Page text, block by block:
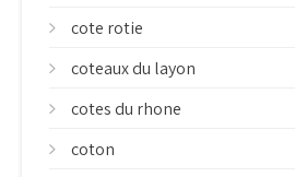
cote rotie
coteaux du layon
cotes du rhone
coton